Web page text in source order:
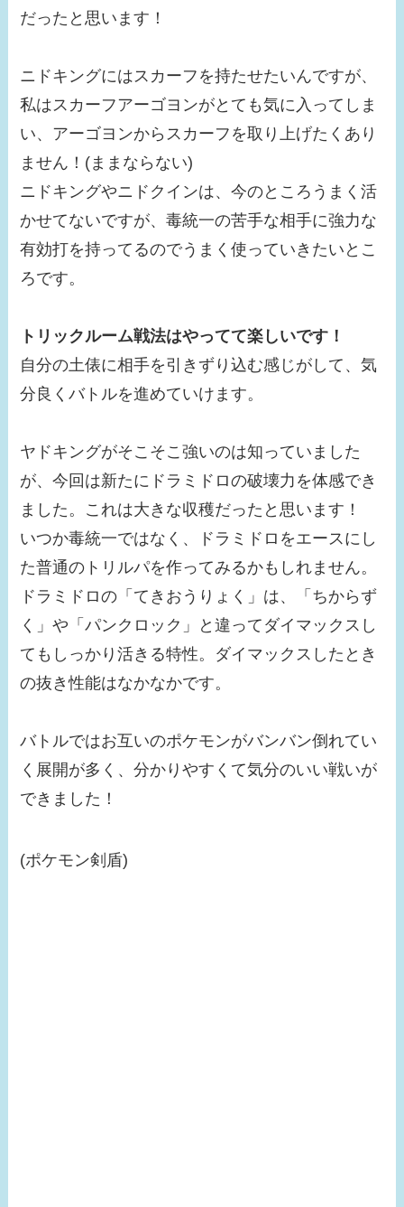
だったと思います！
ニドキングにはスカーフを持たせたいんですが、
私はスカーフアーゴヨンがとても気に入ってしま
い、アーゴヨンからスカーフを取り上げたくあり
ません！(ままならない)
ニドキングやニドクインは、今のところうまく活
かせてないですが、毒統一の苦手な相手に強力な
有効打を持ってるのでうまく使っていきたいとこ
ろです。
トリックルーム戦法はやってて楽しいです！
自分の土俵に相手を引きずり込む感じがして、気
分良くバトルを進めていけます。
ヤドキングがそこそこ強いのは知っていました
が、今回は新たにドラミドロの破壊力を体感でき
ました。これは大きな収穫だったと思います！
いつか毒統一ではなく、ドラミドロをエースにし
た普通のトリルパを作ってみるかもしれません。
ドラミドロの「てきおうりょく」は、「ちからず
く」や「パンクロック」と違ってダイマックスし
てもしっかり活きる特性。ダイマックスしたとき
の抜き性能はなかなかです。
バトルではお互いのポケモンがバンバン倒れてい
く展開が多く、分かりやすくて気分のいい戦いが
できました！
(ポケモン剣盾)